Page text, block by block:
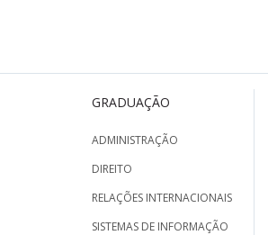
GRADUAÇÃO
ADMINISTRAÇÃO
DIREITO
RELAÇÕES INTERNACIONAIS
SISTEMAS DE INFORMAÇÃO